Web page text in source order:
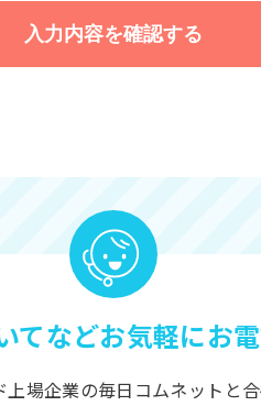
入力内容を確認する
てなどお気軽にお
場企業の毎日コムネットと